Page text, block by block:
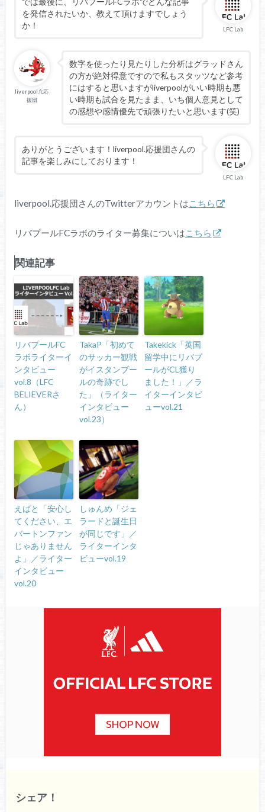
LFC Lab
を発信されたいか、教えて頂けますでしょう
か！
liverpool.fc応
援団
数字を使ったり見たりした分析はグラッドさん
の方が絶対得意ですので私もスタッツなど参考
にはすると思いますがliverpoolがいい時期も悪
い時期も試合を見たまま、いち個人意見として
の感想や感情優先で頑張りたいと思います(笑)
LFC Lab
ありがとうございます！liverpool.応援団さんの
記事を楽しみにしております！
liverpool.応援団さんのTwitterアカウントはこちら
リバプールFCラボのライター募集についはこちら
関連記事
リバプールFC
ラボライターイ
ンタビュー
vol.8（LFC
BELIEVERさ
ん）
TakaP「初めて
のサッカー観戦
がイスタンブー
ルの奇跡でし
た」（ライター
インタビュー
vol.23）
Takekick「英国
留学中にリバプ
ールがCL獲り
ました！」／ラ
イターインタビ
ューvol.21
えばと「安心し
てください、エ
バートンファン
じゃありません
よ」／ライター
インタビュー
vol.20
しゅんめ「ジェ
ラードと誕生日
が同じです」／
ライターインタ
ビューvol.19
シェア！